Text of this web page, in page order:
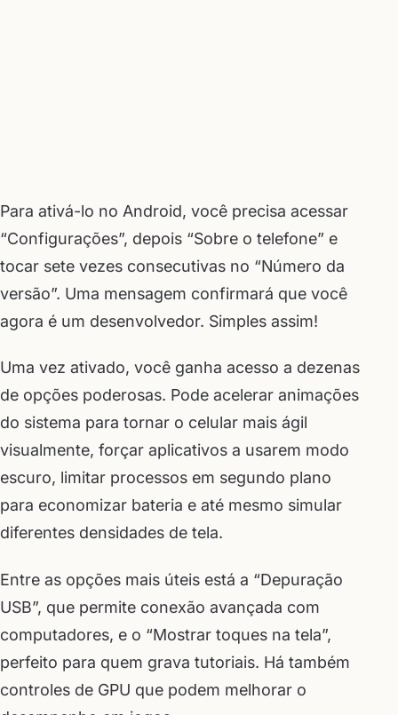
Para ativá-lo no Android, você precisa acessar
“Configurações”, depois “Sobre o telefone” e
tocar sete vezes consecutivas no “Número da
versão”. Uma mensagem confirmará que você
agora é um desenvolvedor. Simples assim!
Uma vez ativado, você ganha acesso a dezenas
de opções poderosas. Pode acelerar animações
do sistema para tornar o celular mais ágil
visualmente, forçar aplicativos a usarem modo
escuro, limitar processos em segundo plano
para economizar bateria e até mesmo simular
diferentes densidades de tela.
Entre as opções mais úteis está a “Depuração
USB”, que permite conexão avançada com
computadores, e o “Mostrar toques na tela”,
perfeito para quem grava tutoriais. Há também
controles de GPU que podem melhorar o